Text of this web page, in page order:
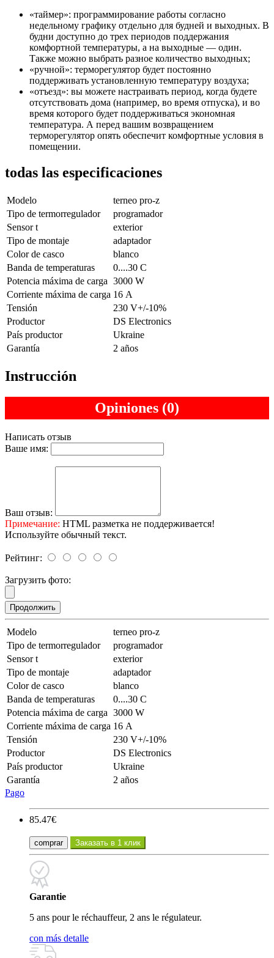
«таймер»: программирование работы согласно
недельному графику отдельно для будней и выходных. В
будни доступно до трех периодов поддержания
комфортной температуры, а на выходные — один.
Также можно выбрать разное количество выходных;
«ручной»: терморегулятор будет постоянно
поддерживать установленную температуру воздуха;
«отъезд»: вы можете настраивать период, когда будете
отсутствовать дома (например, во время отпуска), и во
время которого будет поддерживаться экономная
температура. А перед вашим возвращением
терморегулятор опять обеспечит комфортные условия в
помещении.
todas las especificaciones
Modelo
terneo pro-z
Tipo de termorregulador
programador
Sensor t
exterior
Tipo de montaje
adaptador
Color de casco
blanco
Banda de temperaturas
0....30 С
Potencia máxima de carga 3000 W
Corriente máxima de carga 16 А
Tensión
230 V+/-10%
Productor
DS Electronics
País productor
Ukraine
Garantía
2 años
Instrucción
Opiniones (0)
Написать отзыв
Ваше имя:
Ваш отзыв:
Примечание: HTML разметка не поддерживается!
Используйте обычный текст.
Рейтинг:
Загрузить фото:
Продолжить
Modelo
terneo pro-z
Tipo de termorregulador
programador
Sensor t
exterior
Tipo de montaje
adaptador
Color de casco
blanco
Banda de temperaturas
0....30 С
Potencia máxima de carga 3000 W
Corriente máxima de carga 16 А
Tensión
230 V+/-10%
Productor
DS Electronics
País productor
Ukraine
Garantía
2 años
Pago
85.47€
comprar Заказать в 1 клик
Garantie
5 ans pour le réchauffeur, 2 ans le régulateur.
con más detalle